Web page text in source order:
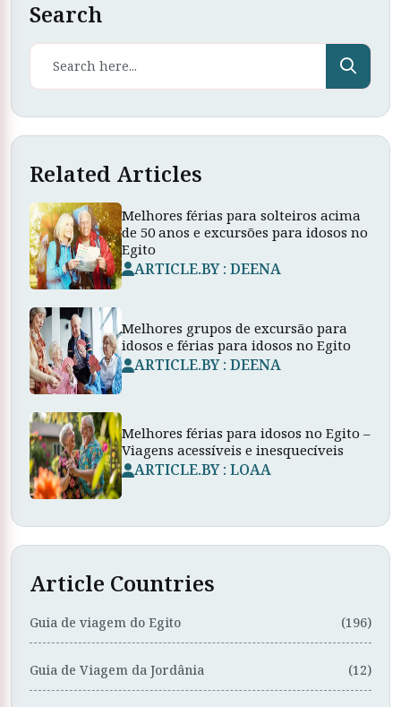
Search
Related Articles
Melhores férias para solteiros acima
de 50 anos e excursões para idosos no
Egito
ARTICLE.BY : DEENA
Melhores grupos de excursão para
idosos e férias para idosos no Egito
ARTICLE.BY : DEENA
Melhores férias para idosos no Egito –
Viagens acessíveis e inesquecíveis
ARTICLE.BY : LOAA
Article Countries
Guia de viagem do Egito (196)
Guia de Viagem da Jordânia (12)